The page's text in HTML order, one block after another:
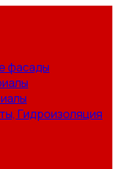
фасады
Гидроизоляция